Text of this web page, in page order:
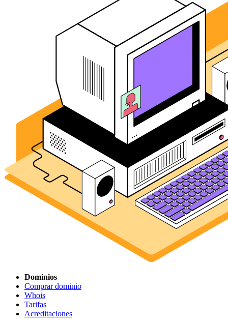
Dominios
Comprar dominio
Whois
Tarifas
Acreditaciones